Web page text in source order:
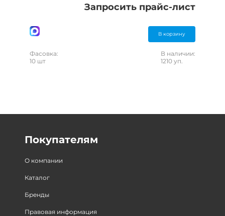
Запросить прайс-лист
В корзину
Фасовка:
10 шт
В наличии:
1210 уп.
Покупателям
О компании
Каталог
Бренды
Правовая информация